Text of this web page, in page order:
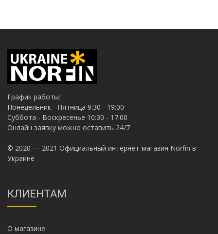
График работы:
Понедельник - Пятница 9:30 - 19:00
Суббота - Воскресенье 10:30 - 17:00
Онлайн заявку можно оставить 24/7
© 2020 — 2021 Официальный интернет-магазин Norfin в
Украине
КЛИЕНТАМ
О магазине